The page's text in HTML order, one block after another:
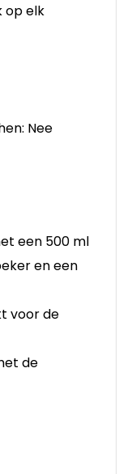
op elk
Nee
een 500 ml
en een
voor de
de